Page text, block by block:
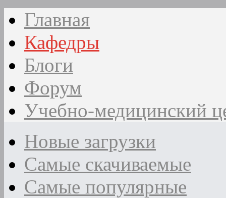
Главная
Кафедры
Блоги
Форум
Учебно-медицинский
Новые загрузки
Самые скачиваемые
Самые популярные